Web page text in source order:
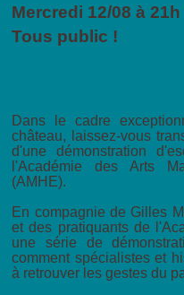
Mercredi 12/08 à 21h
Tous public !
Dans le cadre
château, laissez-vous
d'une démonstration
l'Académie des Arts
(AMHE).
En compagnie de Gilles
et des pratiquants de
une série de
comment spécialistes et
à retrouver les gestes du